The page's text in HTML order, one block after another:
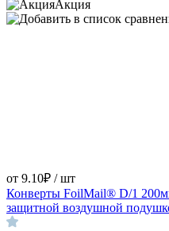
Акция
от 9.10₽ / шт
Конверты FoilMail® D/1
защитной воздушной